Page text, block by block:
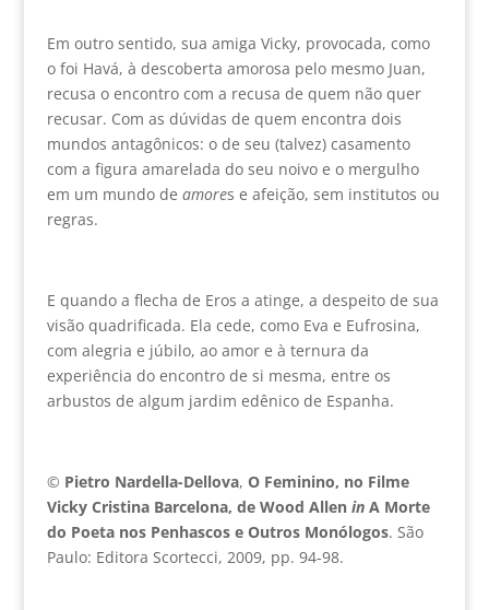
Em outro sentido, sua amiga Vicky, provocada, como
o foi Havá, à descoberta amorosa pelo mesmo Juan,
recusa o encontro com a recusa de quem não quer
recusar. Com as dúvidas de quem encontra dois
mundos antagônicos: o de seu (talvez) casamento
com a figura amarelada do seu noivo e o mergulho
em um mundo de amores e afeição, sem institutos ou
regras.
E quando a flecha de Eros a atinge, a despeito de sua
visão quadrificada. Ela cede, como Eva e Eufrosina,
com alegria e júbilo, ao amor e à ternura da
experiência do encontro de si mesma, entre os
arbustos de algum jardim edênico de Espanha.
© Pietro Nardella-Dellova, O Feminino, no Filme
Vicky Cristina Barcelona, de Wood Allenin A Morte
do Poeta nos Penhascos e Outros Monólogos. São
Paulo: Editora Scortecci, 2009, pp. 94-98.